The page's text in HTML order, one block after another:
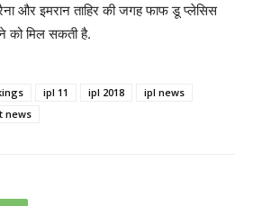
और इमरान ताहिर की जगह फाफ डू प्लेसिस
को मिल सकती है.
ipl 11 ipl 2018
ipl news
news